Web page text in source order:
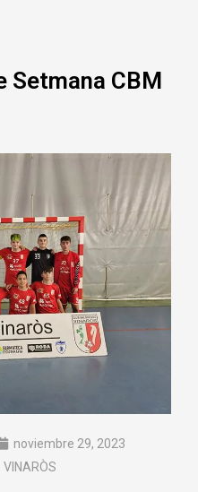
Setmana CBM
noviembre 29, 2023
VINARÒS